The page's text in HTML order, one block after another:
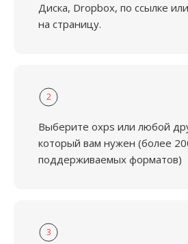
Диска, Dropbox, по ссылке
на страницу.
2
Выберите oxps или любой
который вам нужен (более
поддерживаемых форматов)
3